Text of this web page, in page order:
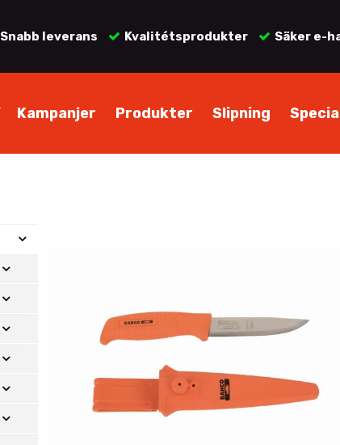
Snabb leverans Kvalitétsprodukter Säker e-
Kampanjer Produkter Slipning